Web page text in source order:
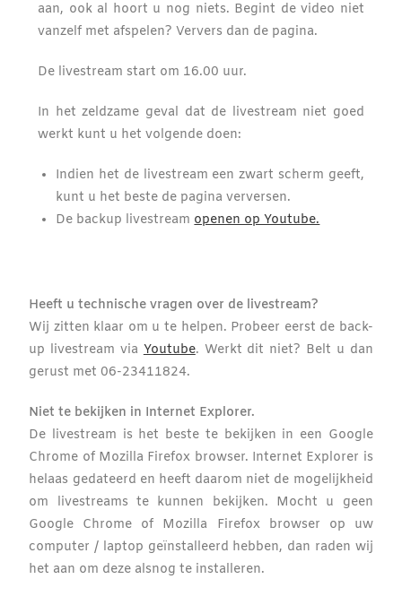
aan, ook al hoort u nog niets. Begint de video niet
vanzelf met afspelen? Ververs dan de pagina.
De livestream start om 16.00 uur.
In het zeldzame geval dat de livestream niet goed
werkt kunt u het volgende doen:
Indien het de livestream een zwart scherm geeft,
kunt u het beste de pagina verversen.
De backup livestreamopenen op Youtube.
Heeft u technische vragen over de livestream?
Wij zitten klaar om u te helpen. Probeer eerst de back-
up livestream viaYoutube. Werkt dit niet? Belt u dan
gerust met 06-23411824.
Niet te bekijken in Internet Explorer.
De livestream is het beste te bekijken in een Google
Chrome of Mozilla Firefox browser. Internet Explorer is
helaas gedateerd en heeft daarom niet de mogelijkheid
om livestreams te kunnen bekijken. Mocht u geen
Google Chrome of Mozilla Firefox browser op uw
computer / laptop geïnstalleerd hebben, dan raden wij
het aan om deze alsnog te installeren.